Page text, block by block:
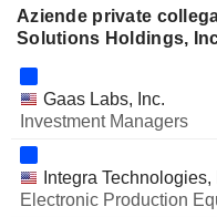
Aziende private
Solutions Holdings,
Gaas Labs, Inc.
Investment Managers
Integra Technologies,
Electronic Production